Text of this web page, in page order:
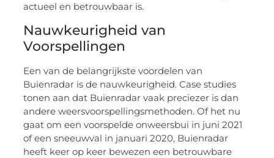
actueel en betrouwbaar is.
Nauwkeurigheid van
Voorspellingen
Een van de belangrijkste voordelen van
Buienradar is de nauwkeurigheid. Case studies
tonen aan dat Buienradar vaak preciezer is dan
andere weersvoorspellingsmethoden. Of het nu
gaat om een voorspelde onweersbui in juni 2021
of een sneeuwval in januari 2020, Buienradar
heeft keer op keer bewezen een betrouwbare